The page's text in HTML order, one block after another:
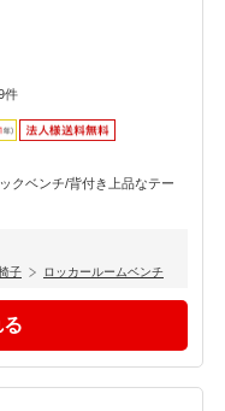
件
クベンチ/背付き上品なテー
子
ロッカールームベンチ